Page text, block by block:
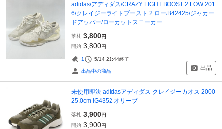
adidas/アディダス/CRAZY LIGHT BOOST 2 LOW 201
6/クレイジーライトブースト 2 ロー/B42425/ジャカー
ドアッパー/ローカットスニーカー
落札 3,800円
開始 3,800円
1 5/14 21:44終了
出品中の商品 出品
未使用即決 adidasアディダス クレイジーカオス 2000
25.0cm IG4352 オリーブ
落札 3,900円
開始 3,900円